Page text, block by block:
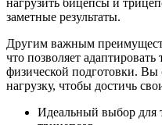
заметные результаты.
Другим важным
что позволяет
физической подготовки. Вы
нагрузку, чтобы достичь
Идеальный выбор для